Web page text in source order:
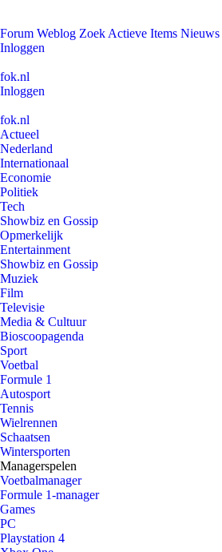
Forum Weblog Zoek Actieve Items Nieuws
Inloggen
fok.nl
Inloggen
fok.nl
Actueel
Nederland
Internationaal
Economie
Politiek
Tech
Showbiz en Gossip
Opmerkelijk
Entertainment
Showbiz en Gossip
Muziek
Film
Televisie
Media & Cultuur
Bioscoopagenda
Sport
Voetbal
Formule 1
Autosport
Tennis
Wielrennen
Schaatsen
Wintersporten
Managerspelen
Voetbalmanager
Formule 1-manager
Games
PC
Playstation 4